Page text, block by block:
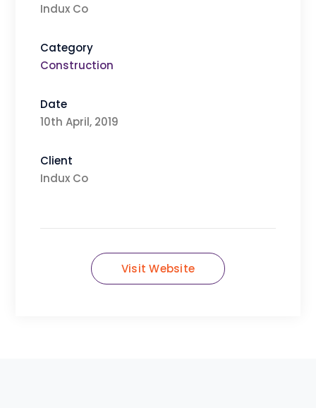
Indux Co
Category
Construction
Date
10th April, 2019
Client
Indux Co
Visit Website